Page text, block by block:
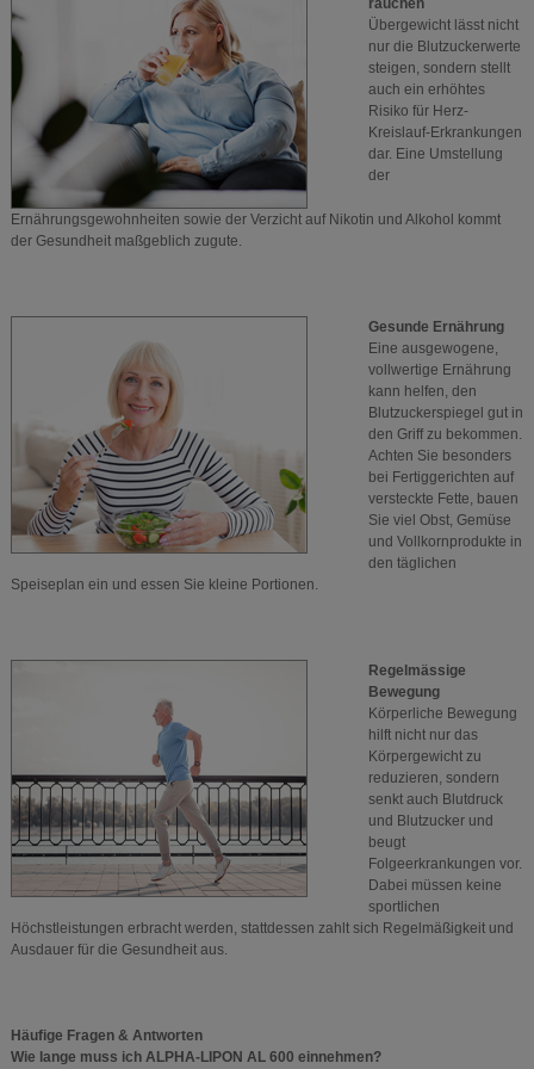
Übergewicht lässt nicht
nur die Blutzuckerwerte
steigen, sondern stellt
auch ein erhöhtes
Risiko für Herz-
Kreislauf-Erkrankungen
dar. Eine Umstellung
der
Ernährungsgewohnheiten sowie der Verzicht auf Nikotin und Alkohol kommt
der Gesundheit maßgeblich zugute.
Gesunde Ernährung
Eine ausgewogene,
vollwertige Ernährung
kann helfen, den
Blutzuckerspiegel gut in
den Griff zu bekommen.
Achten Sie besonders
bei Fertiggerichten auf
versteckte Fette, bauen
Sie viel Obst, Gemüse
und Vollkornprodukte in
den täglichen
Speiseplan ein und essen Sie kleine Portionen.
Regelmässige
Bewegung
Körperliche Bewegung
hilft nicht nur das
Körpergewicht zu
reduzieren, sondern
senkt auch Blutdruck
und Blutzucker und
beugt
Folgeerkrankungen vor.
Dabei müssen keine
sportlichen
Höchstleistungen erbracht werden, stattdessen zahlt sich Regelmäßigkeit und
Ausdauer für die Gesundheit aus.
Häufige Fragen & Antworten
Wie lange muss ich ALPHA-LIPON AL 600 einnehmen?